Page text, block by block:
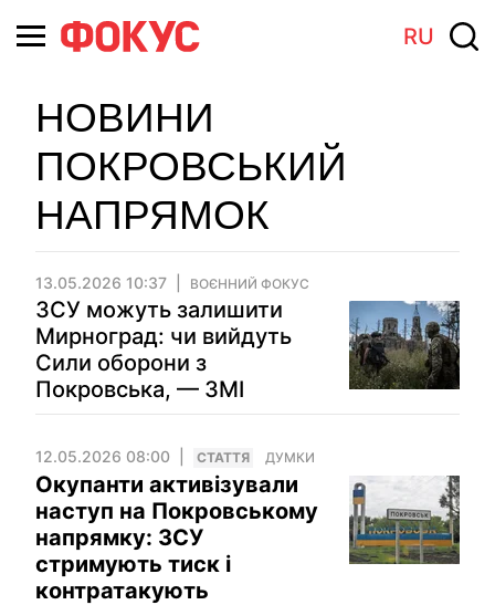
RU
НОВИНИ
ПОКРОВСЬКИЙ
НАПРЯМОК
13.05.2026 10:37 ВОЄННИЙ ФОКУС
ЗСУ можуть залишити
Мирноград: чи вийдуть
Сили оборони з
Покровська, — ЗМІ
12.05.2026 08:00 СТАТТЯ ДУМКИ
Окупанти активізували
наступ на Покровському
напрямку: ЗСУ
стримують тиск і
контратакують